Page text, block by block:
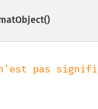
n'est pas